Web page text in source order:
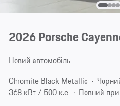
2026 Porsche
Новий автомобіль
Chromite Black Metallic
368 кВт / 500 к.с.
Повний